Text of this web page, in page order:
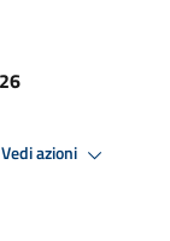
Vedi azioni